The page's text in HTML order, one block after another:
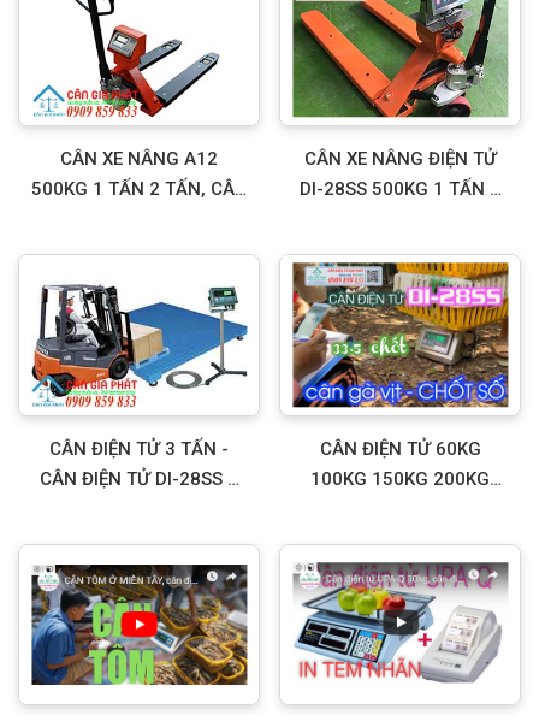
CÂN XE NÂNG A12
500KG 1 TẤN 2 TẤN, CÂN
CÂN XE NÂNG ĐIỆN TỬ
DI-28SS 500KG 1 TẤN 2
CÂN ĐIỆN TỬ 3 TẤN -
CÂN ĐIỆN TỬ DI-28SS 3
DI-28SS 3 TẤN
CÂN ĐIỆN TỬ 60KG
100KG 150KG 200KG
VỊT HEO, CÂN GÀ THỰC
TẾ Ở TRẠI GÀ ĐỒNG NAI